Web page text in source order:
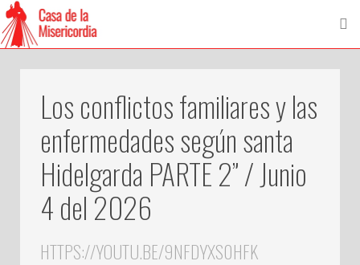
Los conflictos familiares y las
enfermedades según santa
Hidelgarda PARTE 2” / Junio
4 del 2026
HTTPS://YOUTU.BE/9NFDYXS0HFK